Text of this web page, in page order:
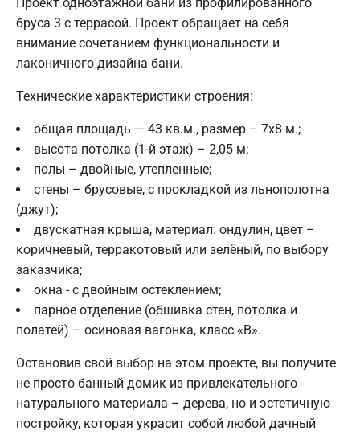
бруса 3 с террасой. Проект обращает на себя
внимание сочетанием функциональности и
лаконичного дизайна бани.
Технические характеристики строения:
общая площадь — 43 кв.м., размер – 7х8 м.;
высота потолка (1-й этаж) – 2,05 м;
полы – двойные, утепленные;
стены – брусовые, с прокладкой из льнополотна
(джут);
двускатная крыша, материал: ондулин, цвет –
коричневый, терракотовый или зелёный, по выбору
заказчика;
окна - с двойным остеклением;
парное отделение (обшивка стен, потолка и
полатей) – осиновая вагонка, класс «В».
Остановив свой выбор на этом проекте, вы получите
не просто банный домик из привлекательного
натурального материала – дерева, но и эстетичную
постройку, которая украсит собой любой дачный